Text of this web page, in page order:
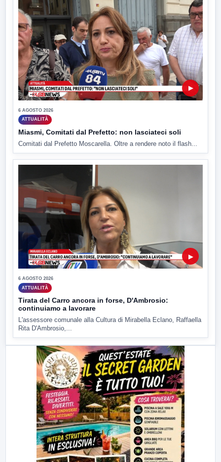
▶
6 AGOSTO 2026
ATTUALITÀ
Miasmi, Comitati dal Prefetto: non lasciateci soli
Comitati dal Prefetto Moscarella. Oltre a rendere noto il flash...
▶
6 AGOSTO 2026
ATTUALITÀ
Tirata del Carro ancora in forse, D'Ambrosio:
continuiamo a lavorare
L'assessore comunale alla Cultura di Mirabella Eclano, Raffaella
Rita D'Ambrosio,...